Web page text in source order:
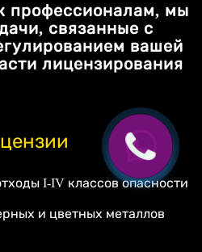
профессионалам, мы
связанные с
вашей
лицензирования
I-IV классов опасности
и цветных металлов